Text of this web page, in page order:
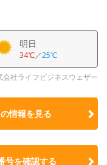
明日
34℃／25℃
社ライフビジネスウェザー
情報を見る
号を確認する